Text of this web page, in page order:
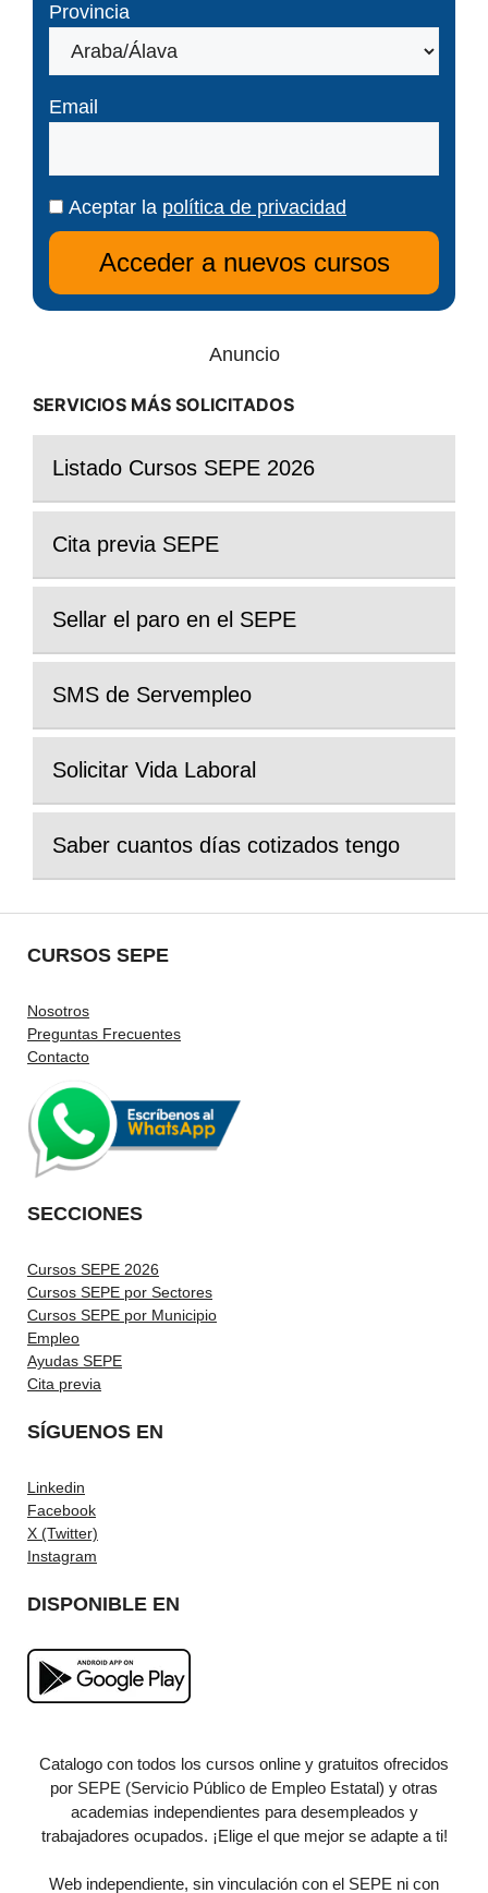
Provincia
Email
Aceptar la política de privacidad
Anuncio
SERVICIOS MÁS SOLICITADOS
Listado Cursos SEPE 2026
Cita previa SEPE
Sellar el paro en el SEPE
SMS de Servempleo
Solicitar Vida Laboral
Saber cuantos días cotizados tengo
CURSOS SEPE
Nosotros
Preguntas Frecuentes
Contacto
SECCIONES
Cursos SEPE 2026
Cursos SEPE por Sectores
Cursos SEPE por Municipio
Empleo
Ayudas SEPE
Cita previa
SÍGUENOS EN
Linkedin
Facebook
X (Twitter)
Instagram
DISPONIBLE EN
Catalogo con todos los cursos online y gratuitos ofrecidos
por SEPE (Servicio Público de Empleo Estatal) y otras
academias independientes para desempleados y
trabajadores ocupados. ¡Elige el que mejor se adapte a ti!
Web independiente, sin vinculación con el SEPE ni con